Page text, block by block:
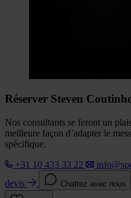
Réserver Steven
Nos consultants se feront un
meilleure façon d’adapter le
spécifique.
+31 10 433 33 22
devis
Chattez avec nous